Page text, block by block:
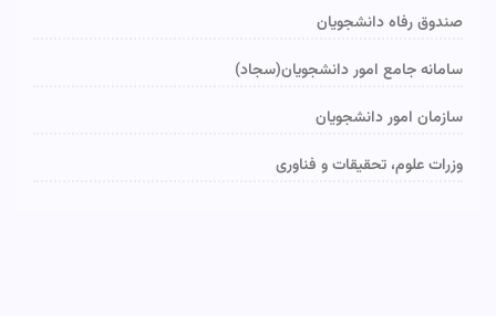
صندوق رفاه دانشجویان
سامانه جامع امور دانشجویان(سجاد)
سازمان امور دانشجویان
وزرات علوم، تحقیقات و فناوری